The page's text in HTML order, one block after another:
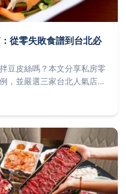
從零失敗食譜到台北必
豆皮絲嗎？本文分享私房零
，並嚴選三家台北人氣店
足你的胃。